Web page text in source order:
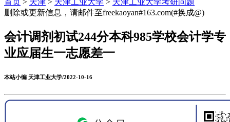
首页 > 天津 > 天津工业大学 > 天津工业大学考研问题
删除或更新信息，请邮件至freekaoyan#163.com(#换成@)
会计调剂初试244分本科985学校会计学专
业应届生一志愿差一
本站小编 天津工业大学/2022-10-16